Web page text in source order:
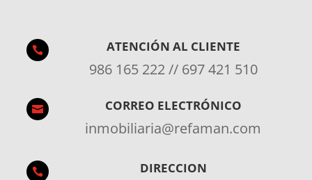
 ATENCIÓN AL CLIENTE
986 165 222 // 697 421 510
 CORREO ELECTRÓNICO
inmobiliaria@refaman.com
 DIRECCION